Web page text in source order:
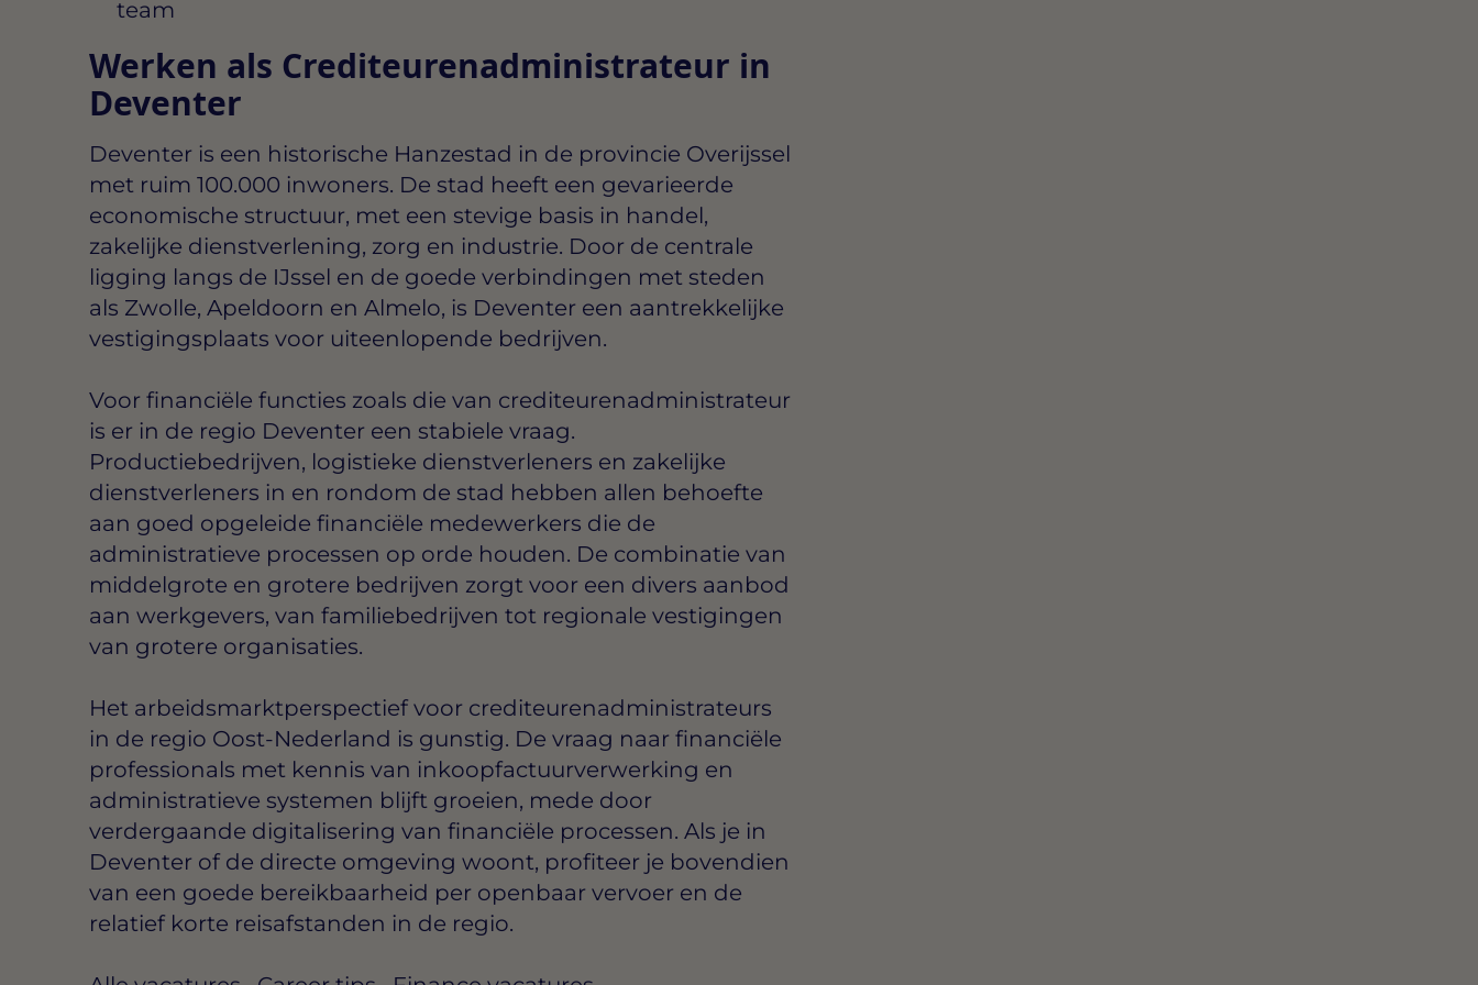
team
Werken als Crediteurenadministrateur in
Deventer
Deventer is een historische Hanzestad in de provincie Overijssel
met ruim 100.000 inwoners. De stad heeft een gevarieerde
economische structuur, met een stevige basis in handel,
zakelijke dienstverlening, zorg en industrie. Door de centrale
ligging langs de IJssel en de goede verbindingen met steden
als Zwolle, Apeldoorn en Almelo, is Deventer een aantrekkelijke
vestigingsplaats voor uiteenlopende bedrijven.
Voor financiële functies zoals die van crediteurenadministrateur
is er in de regio Deventer een stabiele vraag.
Productiebedrijven, logistieke dienstverleners en zakelijke
dienstverleners in en rondom de stad hebben allen behoefte
aan goed opgeleide financiële medewerkers die de
administratieve processen op orde houden. De combinatie van
middelgrote en grotere bedrijven zorgt voor een divers aanbod
aan werkgevers, van familiebedrijven tot regionale vestigingen
van grotere organisaties.
Het arbeidsmarktperspectief voor crediteurenadministrateurs
in de regio Oost-Nederland is gunstig. De vraag naar financiële
professionals met kennis van inkoopfactuurverwerking en
administratieve systemen blijft groeien, mede door
verdergaande digitalisering van financiële processen. Als je in
Deventer of de directe omgeving woont, profiteer je bovendien
van een goede bereikbaarheid per openbaar vervoer en de
relatief korte reisafstanden in de regio.